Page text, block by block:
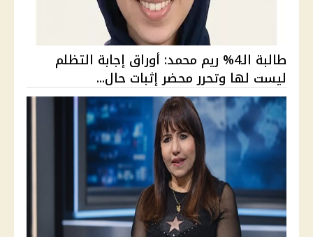
طالبة الـ4% ريم محمد: أوراق إجابة التظلم
ليست لها وتحرر محضر إثبات حال...